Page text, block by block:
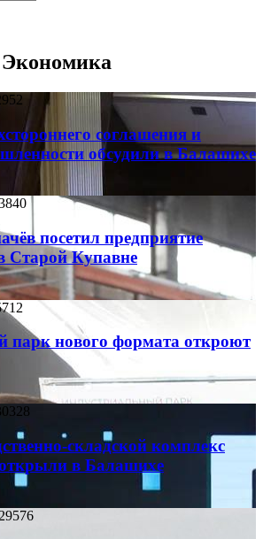
Экономика
соглашения и
обсудили в Балашихе
посетил предприятие
Старой Купавне
парк нового формата откроют
складской комплекс
в Балашихе
29576